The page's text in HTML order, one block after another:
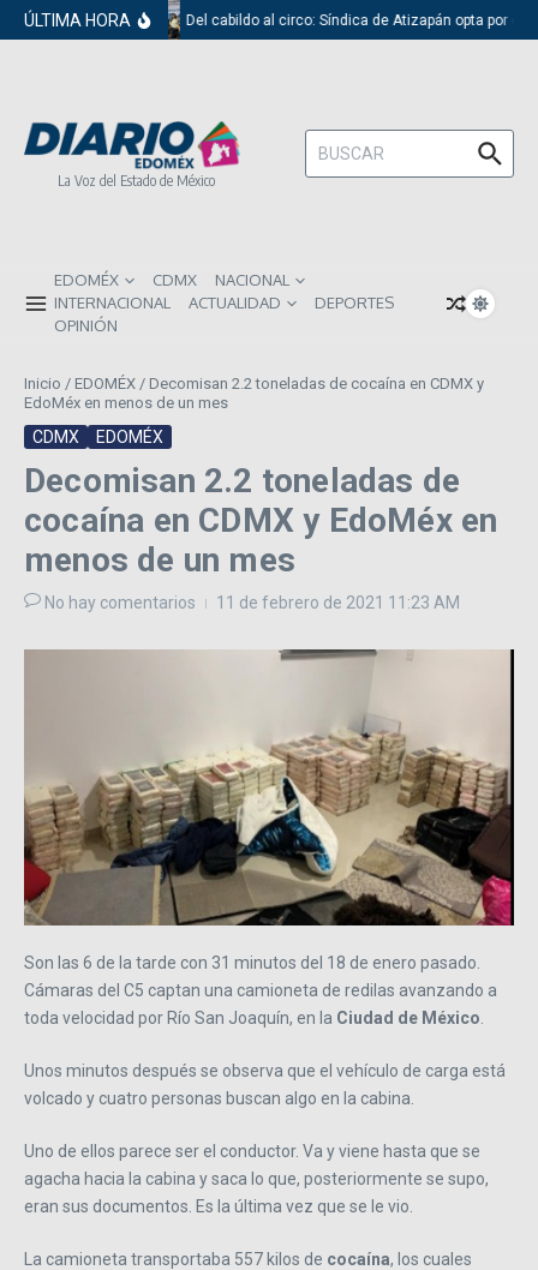
Saltar al contenido
ÚLTIMA HORA Del cabildo al circo: Síndica de Atizapán opta por el
La Voz del Estado de México
Buscar:
EDOMÉX CDMX
NACIONAL
INTERNACIONAL
ACTUALIDAD
DEPORTES
OPINIÓN
Inicio / EDOMÉX / Decomisan 2.2 toneladas de cocaína en CDMX y
EdoMéx en menos de un mes
CDMX EDOMÉX
Decomisan 2.2 toneladas de
cocaína en CDMX y EdoMéx en
menos de un mes
No hay comentarios 11 de febrero de 2021 11:23 AM
Son las 6 de la tarde con 31 minutos del 18 de enero pasado.
Cámaras del C5 captan una camioneta de redilas avanzando a
toda velocidad por Río San Joaquín, en la Ciudad de México
Unos minutos después se observa que el vehículo de carga está
volcado y cuatro personas buscan algo en la cabina.
Uno de ellos parece ser el conductor. Va y viene hasta que se
agacha hacia la cabina y saca lo que, posteriormente se supo,
eran sus documentos. Es la última vez que se le vio.
La camioneta transportaba 557 kilos de cocaína, los cuales